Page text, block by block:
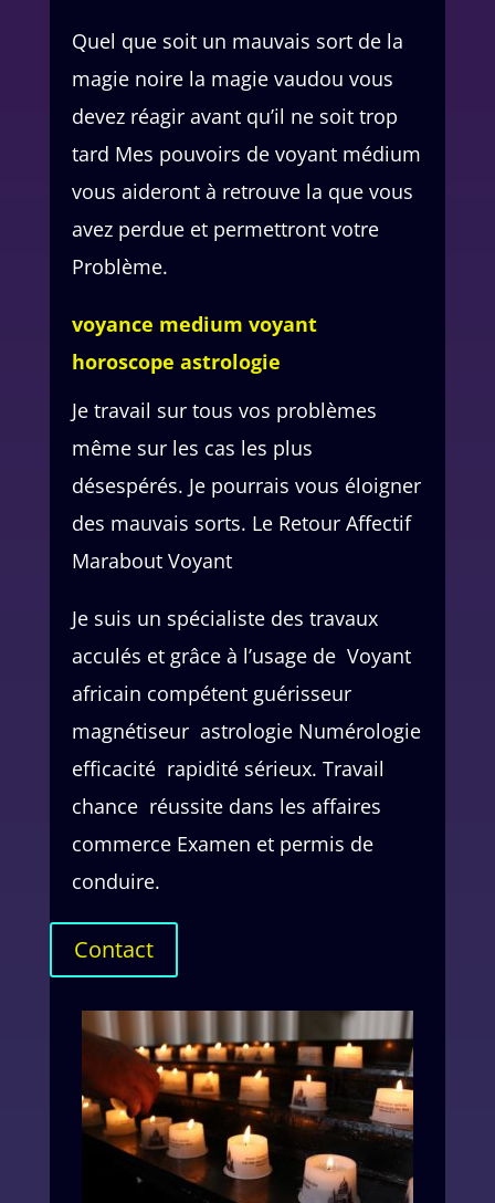
Quel que soit un mauvais sort de la
magie noire la magie vaudou vous
devez réagir avant qu’il ne soit trop
tard Mes pouvoirs de voyant médium
vous aideront à retrouve la que vous
avez perdue et permettront votre
Problème.
voyance medium voyant
horoscope astrologie
Je travail sur tous vos problèmes
même sur les cas les plus
désespérés. Je pourrais vous éloigner
des mauvais sorts. Le Retour Affectif
Marabout Voyant
Je suis un spécialiste des travaux
acculés et grâce à l’usage de Voyant
africain compétent guérisseur
magnétiseur astrologie Numérologie
efficacité rapidité sérieux. Travail
chance réussite dans les affaires
commerce Examen et permis de
conduire.
Contact